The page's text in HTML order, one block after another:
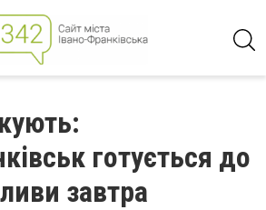
готується до
завтра